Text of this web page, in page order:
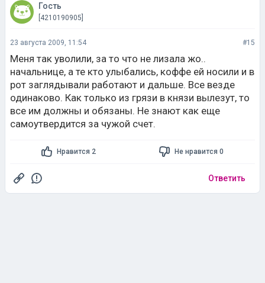
Гость
[4210190905]
23 августа 2009, 11:54 #15
Меня так уволили, за то что не лизала жо..
начальнице, а те кто улыбались, коффе ей носили и в
рот заглядывали работают и дальше. Все везде
одинаково. Как только из грязи в князи вылезут, то
все им должны и обязаны. Не знают как еще
самоутвердится за чужой счет.
Нравится 2 Не нравится 0
Ответить